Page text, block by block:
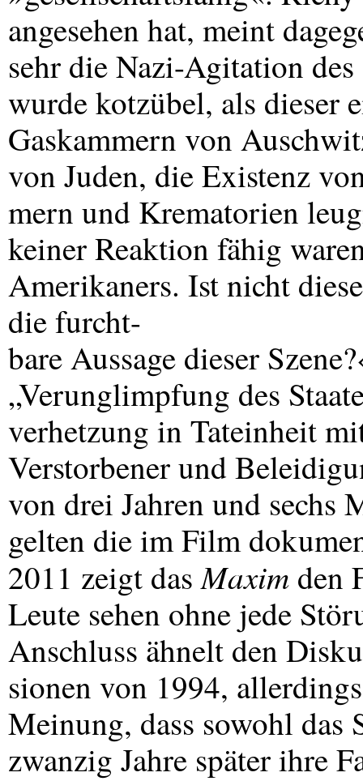
angesehen hat, meint
sehr die Nazi-Agitation
wurde kotzübel, als dieser
Gaskammern von
von Juden, die Existenz
mern und Krematorien
keiner Reaktion fähig
Amerikaners. Ist nicht
die furcht-
bare Aussage dieser
„Verunglimpfung des
verhetzung in Tateinheit
Verstorbener und
von drei Jahren und sechs
gelten die im Film
2011 zeigt dasMaxim den
Leute sehen ohne jede
Anschluss ähnelt den
sionen von 1994,
Meinung, dass sowohl das
zwanzig Jahre später ihre